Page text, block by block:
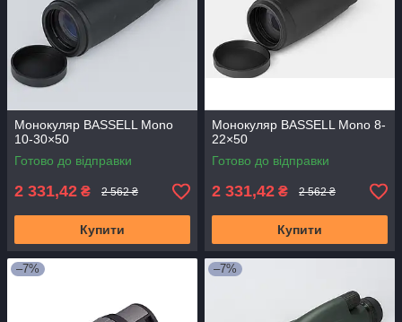
Монокуляр BASSELL Mono
10-30×50
Готово до відправки
2 331,42 ₴ 2 562 ₴
Купити
Монокуляр BASSELL Mono 8-
22×50
Готово до відправки
2 331,42 ₴ 2 562 ₴
Купити
–7% –7%